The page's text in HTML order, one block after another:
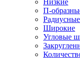
Низкие
П-
Широкие
Угловые